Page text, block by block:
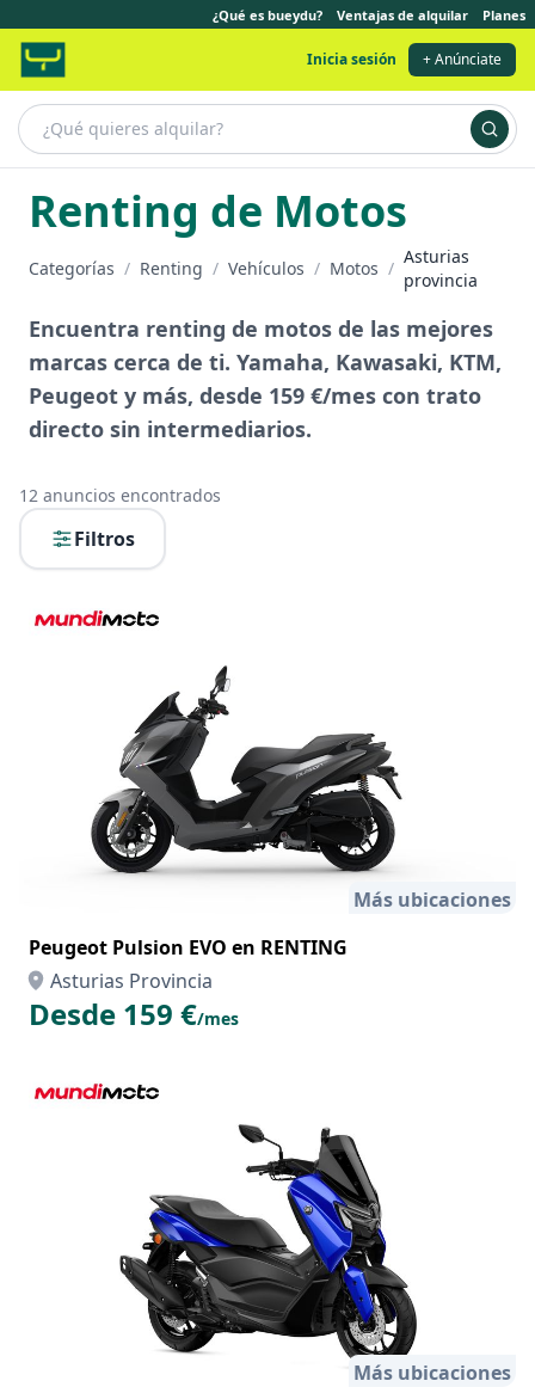
¿Qué es bueydu? Ventajas de alquilar Planes
Inicia sesión + Anúnciate
Renting de Motos
Categorías / Renting / Vehículos / Motos /
Asturias
provincia
Encuentra renting de motos de las mejores
marcas cerca de ti. Yamaha, Kawasaki, KTM,
Peugeot y más, desde 159 €/mes con trato
directo sin intermediarios.
12 anuncios encontrados
Filtros
Más ubicaciones
Peugeot Pulsion EVO en RENTING
Asturias Provincia
Desde 159 €/mes
Más ubicaciones